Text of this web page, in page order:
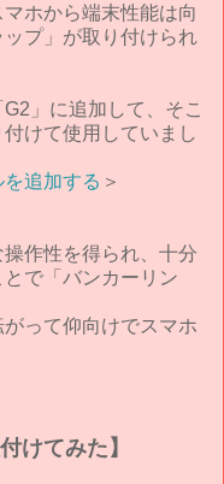
ホから端末性能は向
ップ」が取り付けられ
」に追加して、そこ
けて使用していまし
追加する ＞
操作性を得られ、十分
で「バンカーリン
って仰向けでスマホ
けてみた】